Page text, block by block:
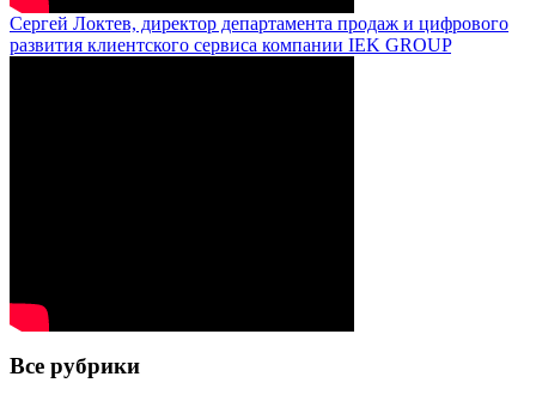
Сергей Локтев, директор департамента продаж и цифрового
развития клиентского сервиса компании IEK GROUP
Все рубрики